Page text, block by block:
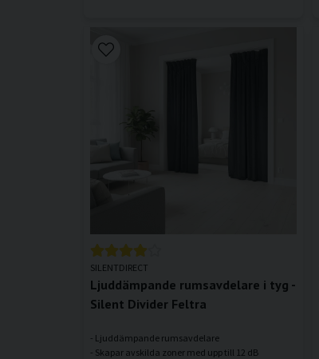
SILENTDIRECT
Ljuddämpande rumsavdelare i tyg -
Silent Divider Feltra
- Ljuddämpande rumsavdelare
- Skapar avskilda zoner med upp till 12 dB